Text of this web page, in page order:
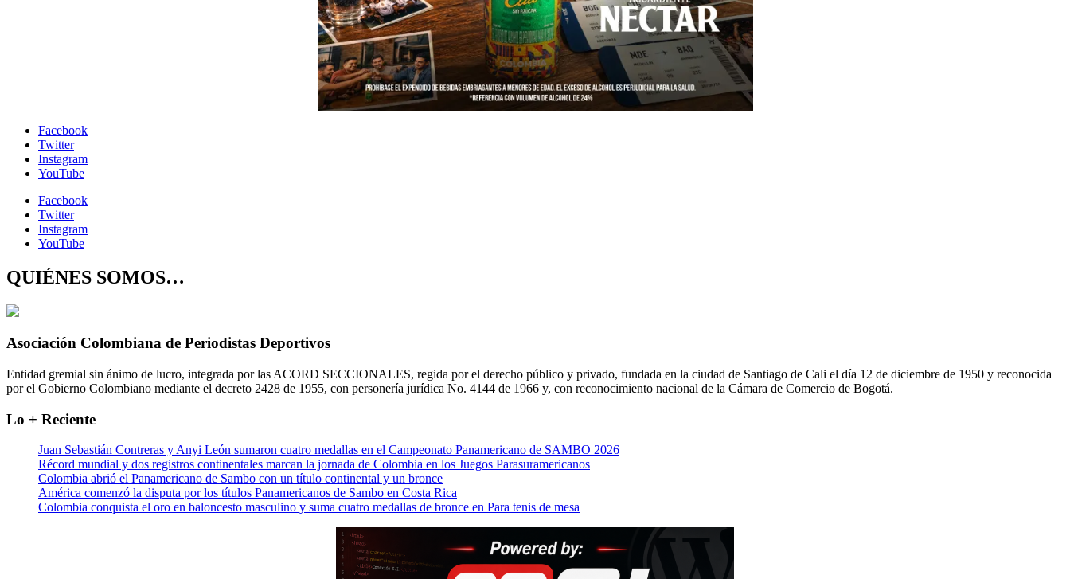
Facebook
Twitter
Instagram
YouTube
Facebook
Twitter
Instagram
YouTube
QUIÉNES SOMOS…
Asociación Colombiana de Periodistas Deportivos
Entidad gremial sin ánimo de lucro, integrada por las ACORD SECCIONALES, regida por el derecho público y privado, fundada en la ciudad de Santiago de Cali el día 12 de diciembre de 1950 y reconocida
por el Gobierno Colombiano mediante el decreto 2428 de 1955, con personería jurídica No. 4144 de 1966 y, con reconocimiento nacional de la Cámara de Comercio de Bogotá.
Lo + Reciente
Juan Sebastián Contreras y Anyi León sumaron cuatro medallas en el Campeonato Panamericano de SAMBO 2026
Récord mundial y dos registros continentales marcan la jornada de Colombia en los Juegos Parasuramericanos
Colombia abrió el Panamericano de Sambo con un título continental y un bronce
América comenzó la disputa por los títulos Panamericanos de Sambo en Costa Rica
Colombia conquista el oro en baloncesto masculino y suma cuatro medallas de bronce en Para tenis de mesa